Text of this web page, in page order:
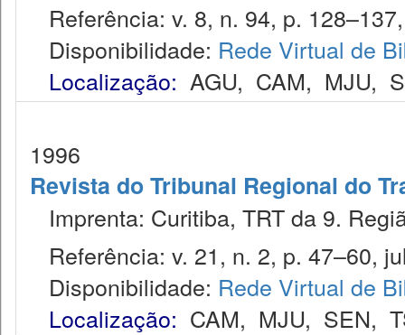
Referência: v. 8, n. 94, p.
Disponibilidade: Rede Virtual de
Localização: AGU, CAM, MJU,
1996
Revista do Tribunal Regional do
Imprenta: Curitiba, TRT da 9.
Referência: v. 21, n. 2, p. 47–60,
Disponibilidade: Rede Virtual de
Localização: CAM, MJU, SEN,